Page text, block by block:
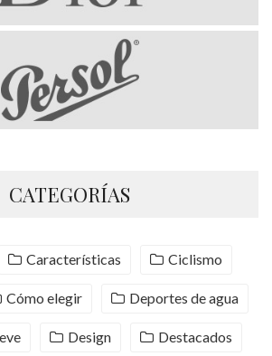
CATEGORÍAS
Características Ciclismo
Cómo elegir Deportes de agua
Design Destacados